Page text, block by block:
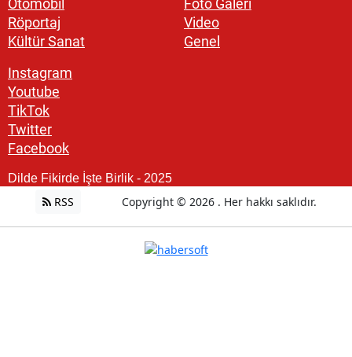
Otomobil
Röportaj
Kültür Sanat
Foto Galeri
Video
Genel
Instagram
Youtube
TikTok
Twitter
Facebook
Dilde Fikirde İşte Birlik - 2025
RSS Copyright © 2026 . Her hakkı saklıdır.